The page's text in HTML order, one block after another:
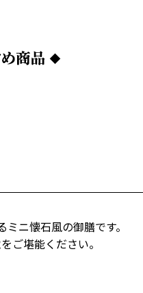
ニ懐石風の御膳です。
ご堪能ください。